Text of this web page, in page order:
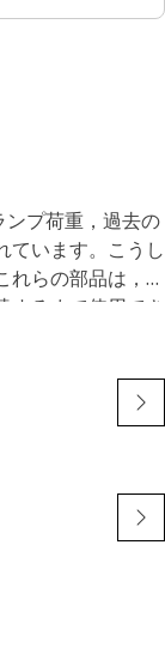
プ荷重，過去の
ています。こうし
らの部品は，機
するまで使用でき
ァスナがお客様
持するために使用
され，耐久性，
ます。
およびSAEの